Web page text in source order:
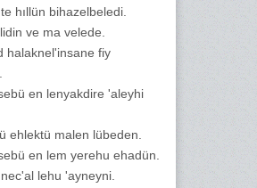
hıllün bihazelbeledi.
ve ma velede.
halaknel'insane fiy
en lenyakdire 'aleyhi
ehlektü malen lübeden.
en lem yerehu ehadün.
lehu 'ayneyni.